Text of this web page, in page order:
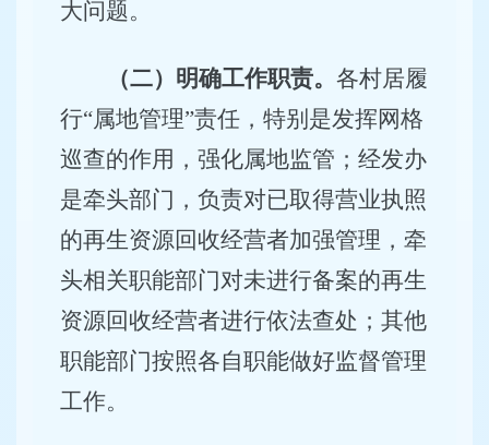
大问题。
（二）明确工作职责。 各村居履
行“属地管理”责任，特别是发挥网格
巡查的作用，强化属地监管；经发办
是牵头部门，负责对已取得营业执照
的再生资源回收经营者加强管理，牵
头相关职能部门对未进行备案的再生
资源回收经营者进行依法查处；其他
职能部门按照各自职能做好监督管理
工作。